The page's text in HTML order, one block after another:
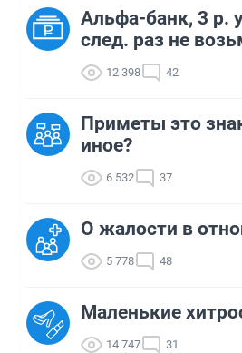
Альфа-банк, 3 р.
след. раз не
12 398 42
Приметы это
иное?
6 532 37
О жалости в
5 778 48
Маленькие
14 747 31